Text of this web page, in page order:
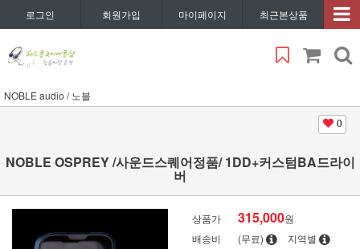
로그인 회원가입 마이페이지 최근본상품
NOBLE audio / 노블
0
NOBLE OSPREY /사운드스퀘어정품/ 1DD+커스텀BA드라이
버
상품가 315,000원
배송비
(무료) 지역별